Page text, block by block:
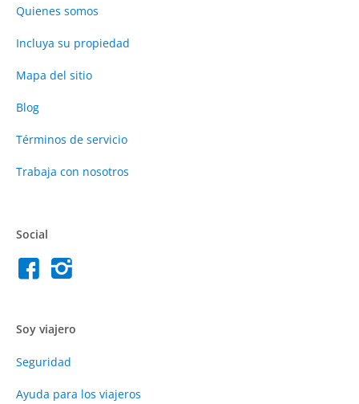
Quienes somos
Incluya su propiedad
Mapa del sitio
Blog
Términos de servicio
Trabaja con nosotros
Social
Soy viajero
Seguridad
Ayuda para los viajeros